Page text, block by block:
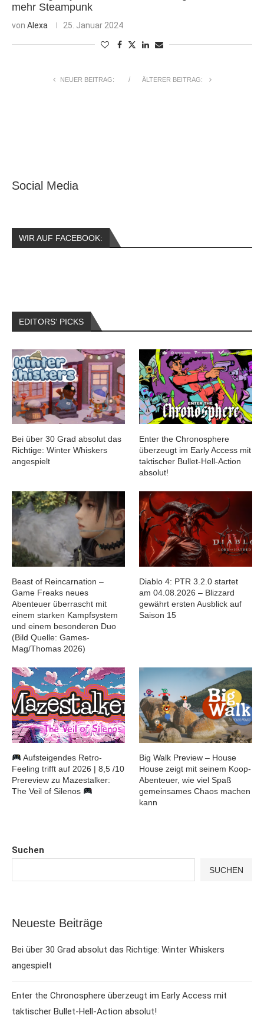
mehr Steampunk
von Alexa 25. Januar 2024
NEUER BEITRAG: ÄLTERER BEITRAG:
Suchen
SUCHEN
Neueste Beiträge
Bei über 30 Grad absolut das Richtige: Winter Whiskers
angespielt
Enter the Chronosphere überzeugt im Early Access mit
taktischer Bullet-Hell-Action absolut!
Social Media
WIR AUF FACEBOOK:
EDITORS‘ PICKS
Bei über 30 Grad absolut das
Richtige: Winter Whiskers
angespielt
Enter the Chronosphere
überzeugt im Early Access mit
taktischer Bullet-Hell-Action
absolut!
Beast of Reincarnation –
Game Freaks neues
Abenteuer überrascht mit
einem starken Kampfsystem
und einem besonderen Duo
(Bild Quelle: Games-
Mag/Thomas 2026)
Diablo 4: PTR 3.2.0 startet
am 04.08.2026 – Blizzard
gewährt ersten Ausblick auf
Saison 15
Aufsteigendes Retro-
Feeling trifft auf 2026 | 8,5 /10
Prereview zu Mazestalker:
The Veil of Silenos
Big Walk Preview – House
House zeigt mit seinem Koop-
Abenteuer, wie viel Spaß
gemeinsames Chaos machen
kann